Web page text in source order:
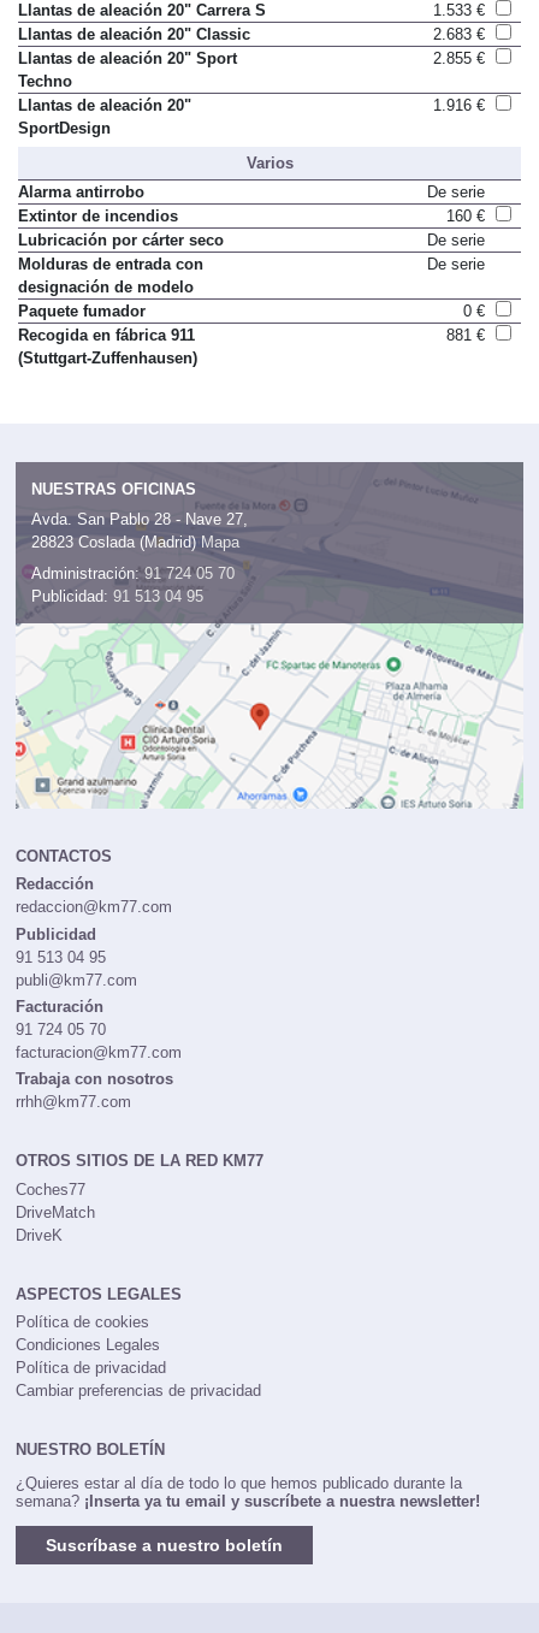
Llantas de aleación 20" Carrera S
1.533 €
Llantas de aleación 20" Classic
2.683 €
Llantas de aleación 20" Sport
Techno
2.855 €
Llantas de aleación 20"
SportDesign
1.916 €
Varios
Alarma antirrobo
De serie
Extintor de incendios
160 €
Lubricación por cárter seco
De serie
Molduras de entrada con
designación de modelo
De serie
Paquete fumador
0 €
Recogida en fábrica 911
(Stuttgart-Zuffenhausen)
881 €
NUESTRAS OFICINAS
Avda. San Pablo 28 - Nave 27,
28823 Coslada (Madrid) Mapa
Administración: 91 724 05 70
Publicidad: 91 513 04 95
CONTACTOS
Redacción
redaccion@km77.com
Publicidad
91 513 04 95
publi@km77.com
Facturación
91 724 05 70
facturacion@km77.com
Trabaja con nosotros
rrhh@km77.com
OTROS SITIOS DE LA RED KM77
Coches77
DriveMatch
DriveK
ASPECTOS LEGALES
Política de cookies
Condiciones Legales
Política de privacidad
Cambiar preferencias de privacidad
NUESTRO BOLETÍN
¿Quieres estar al día de todo lo que hemos publicado durante la
semana? ¡Inserta ya tu email y suscríbete a nuestra newsletter!
Suscríbase a nuestro boletín